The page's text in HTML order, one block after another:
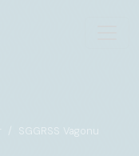
SGGRSS Vagonu